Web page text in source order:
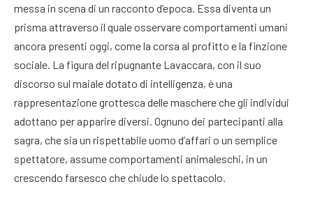
messa in scena di un racconto d’epoca. Essa diventa un
prisma attraverso il quale osservare comportamenti umani
ancora presenti oggi, come la corsa al profitto e la finzione
sociale. La figura del ripugnante Lavaccara, con il suo
discorso sul maiale dotato di intelligenza, è una
rappresentazione grottesca delle maschere che gli individui
adottano per apparire diversi. Ognuno dei partecipanti alla
sagra, che sia un rispettabile uomo d’affari o un semplice
spettatore, assume comportamenti animaleschi, in un
crescendo farsesco che chiude lo spettacolo.